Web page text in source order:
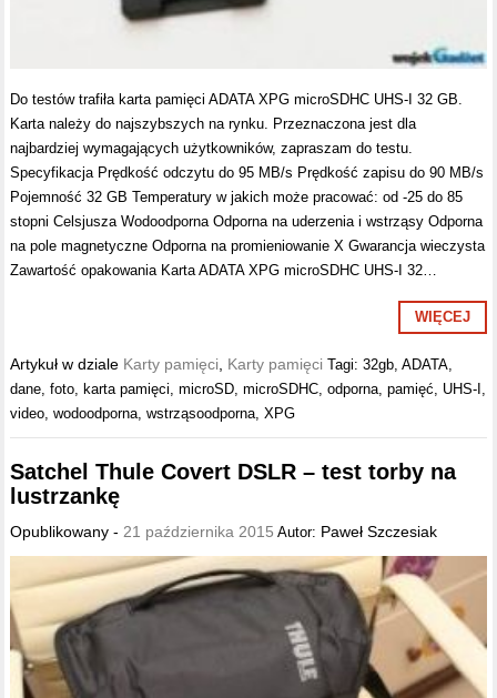
Do testów trafiła karta pamięci ADATA XPG microSDHC UHS-I 32 GB.
Karta należy do najszybszych na rynku. Przeznaczona jest dla
najbardziej wymagających użytkowników, zapraszam do testu.
Specyfikacja Prędkość odczytu do 95 MB/s Prędkość zapisu do 90 MB/s
Pojemność 32 GB Temperatury w jakich może pracować: od -25 do 85
stopni Celsjusza Wodoodporna Odporna na uderzenia i wstrząsy Odporna
na pole magnetyczne Odporna na promieniowanie X Gwarancja wieczysta
Zawartość opakowania Karta ADATA XPG microSDHC UHS-I 32…
WIĘCEJ
Artykuł w dziale Karty pamięci Karty pamięci Tagi:32gb ,ADATA
dane ,foto ,karta pamięci ,microSD ,microSDHC ,odporna ,pamięć UHS-I
video ,wodoodporna ,wstrząsoodporna ,XPG
Satchel Thule Covert DSLR – test torby na
lustrzankę
Opublikowany - 21 października 2015 Autor: Paweł Szczesiak